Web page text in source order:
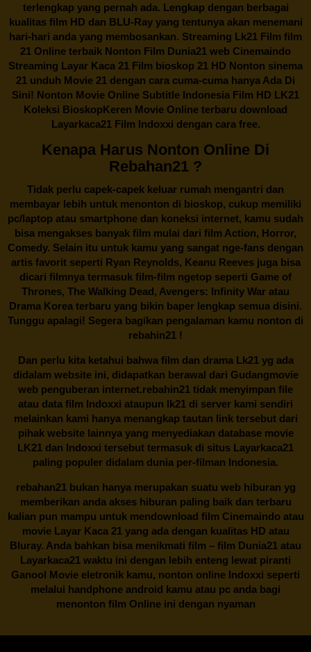
terlengkap yang pernah ada. Lengkap dengan berbagai
kualitas film HD dan BLU-Ray yang tentunya akan menemani
hari-hari anda yang membosankan. Streaming Lk21 Film film
21 Online terbaik Nonton Film Dunia21 web Cinemaindo
Streaming Layar Kaca 21 Film bioskop 21 HD Nonton sinema
21 unduh Movie 21 dengan cara cuma-cuma hanya Ada Di
Sini! Nonton Movie Online Subtitle Indonesia Film HD LK21
Koleksi BioskopKeren Movie Online terbaru download
Layarkaca21 Film Indoxxi dengan cara free.
Kenapa Harus Nonton Online Di
Rebahan21 ?
Tidak perlu capek-capek keluar rumah mengantri dan
membayar lebih untuk menonton di bioskop, cukup memiliki
pc/laptop atau smartphone dan koneksi internet, kamu sudah
bisa mengakses banyak film mulai dari film Action, Horror,
Comedy. Selain itu untuk kamu yang sangat nge-fans dengan
artis favorit seperti Ryan Reynolds, Keanu Reeves juga bisa
dicari filmnya termasuk film-film ngetop seperti Game of
Thrones, The Walking Dead, Avengers: Infinity War atau
Drama Korea terbaru yang bikin baper lengkap semua disini.
Tunggu apalagi! Segera bagikan pengalaman kamu nonton di
rebahin21 !
Dan perlu kita ketahui bahwa film dan dramaLk21yg ada
didalam website ini, didapatkan berawal dari Gudangmovie
web penguberan internet.rebahin21 tidak menyimpan file
atau data film Indoxxi ataupun lk21 di server kami sendiri
melainkan kami hanya menangkap tautan link tersebut dari
pihak website lainnya yang menyediakan database movie
LK21 dan Indoxxi tersebut termasuk di situs Layarkaca21
paling populer didalam dunia per-filman Indonesia.
rebahan21bukan hanya merupakan suatu web hiburan yg
memberikan anda akses hiburan paling baik dan terbaru
kalian pun mampu untuk mendownload film Cinemaindo atau
movie Layar Kaca 21 yang ada dengan kualitas HD atau
Bluray. Anda bahkan bisa menikmati film – film Dunia21 atau
Layarkaca21 waktu ini dengan lebih enteng lewat piranti
Ganool Movie eletronik kamu, nonton online Indoxxi seperti
melalui handphone android kamu atau pc anda bagi
menonton film Online ini dengan nyaman